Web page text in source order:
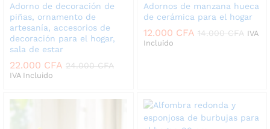
Adorno de decoración de
piñas, ornamento de
artesanía, accesorios de
decoración para el hogar,
sala de estar
22.000 CFA 24.000CFA
IVA Incluido
Adornos de manzana hueca
de cerámica para el hogar
12.000 CFA 14.000CFA IVA
Incluido